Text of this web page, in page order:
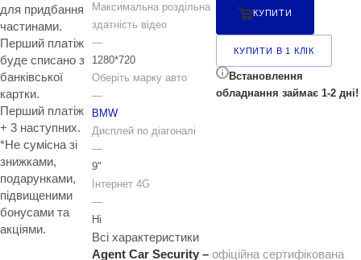
для придбання
частинами.
Перший платіж
буде списано з
банківської
картки.
Перший платіж
+ 3 наступних.
*Не сумісна зі
знижками,
подарунками,
підвищеними
бонусами та
акціями.
Максимальна роздільна
здатність відео
—
1280*720
Оберіть марку авто
—
BMW
Дисплей по діагоналі
—
9"
Інтернет 4G
—
Ні
Всі характеристики
КУПИТИ
КУПИТИ В 1 КЛІК
Встановлення
обладнання займає 1-2 дні!
Agent Car Security – офіційна сертифікована